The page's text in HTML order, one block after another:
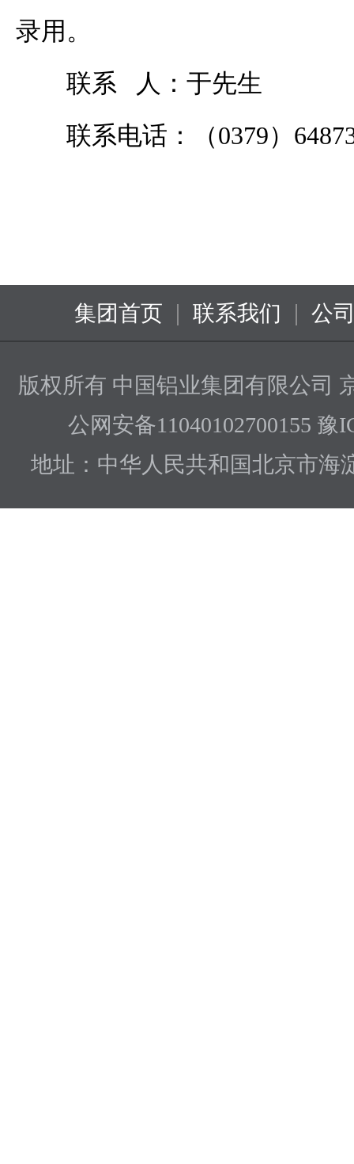
录用。
联系 人：于先生
联系电话：（0379）
集团首页 | 联系我们 | 公
版权所有 中国铝业集团有限公司
公网安备11040102700155 豫
地址：中华人民共和国北京市海